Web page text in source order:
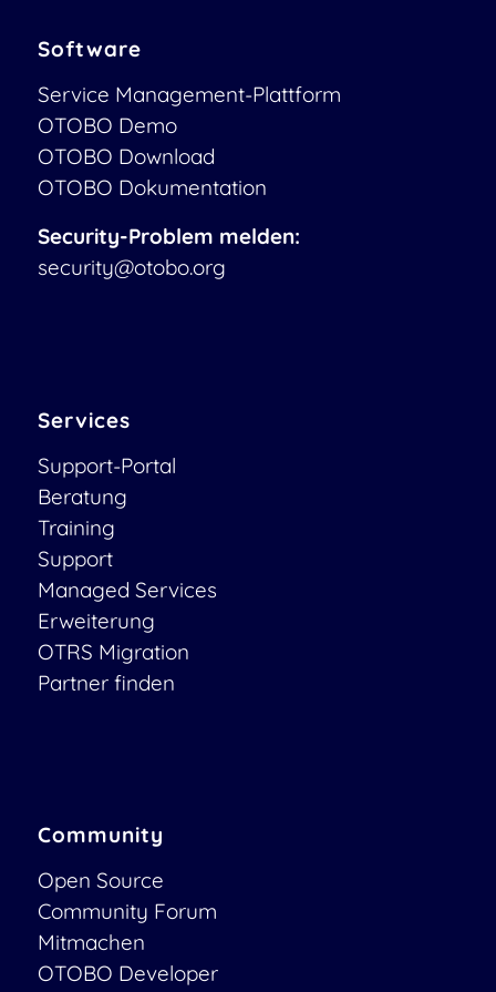
Software
Service Management-Plattform
OTOBO Demo
OTOBO Download
OTOBO Dokumentation
Security-Problem melden:
security@otobo.org
Services
Support-Portal
Beratung
Training
Support
Managed Services
Erweiterung
OTRS Migration
Partner finden
Community
Open Source
Community Forum
Mitmachen
OTOBO Developer